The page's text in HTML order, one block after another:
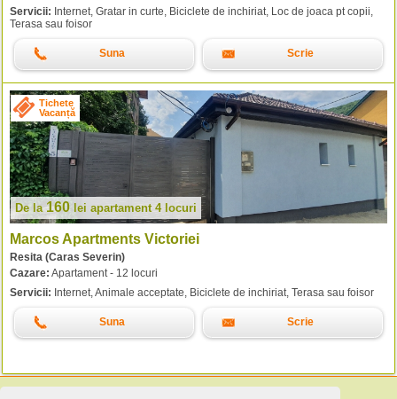
Servicii: Internet, Gratar in curte, Biciclete de inchiriat, Loc de joaca pt copii,
Terasa sau foisor
Suna Scrie
Tichete
Vacanță
De la160 lei apartament 4 locuri
Marcos Apartments Victoriei
Resita (Caras Severin)
Cazare: Apartament - 12 locuri
Servicii: Internet, Animale acceptate, Biciclete de inchiriat, Terasa sau foisor
Suna Scrie